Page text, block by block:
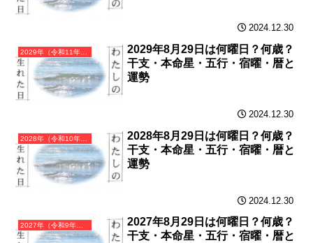
2024.12.30
2029年（令和11年）己酉（つちのととり）・酉年（とり年）カレンダー（月曜はじまり）
2029年8月29日は何曜日？何歳？
干支・本命星・五行・宿曜・暦と
運勢
2024.12.30
2028年（令和10年）戊申（つちのえさる）・申年（さる年）カレンダー（月曜はじまり）
2028年8月29日は何曜日？何歳？
干支・本命星・五行・宿曜・暦と
運勢
2024.12.30
2027年（令和9年）丁未（ひのとひつじ）・未年（ひつじ年）カレンダー（月曜はじまり）
2027年8月29日は何曜日？何歳？
干支・本命星・五行・宿曜・暦と